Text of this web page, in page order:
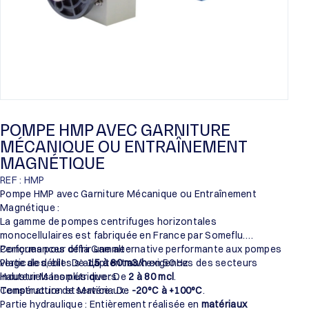
POMPE HMP AVEC GARNITURE
MÉCANIQUE OU ENTRAÎNEMENT
MAGNÉTIQUE
REF : HMP
Pompe HMP avec Garniture Mécanique ou Entraînement
Magnétique :
La gamme de pompes centrifuges horizontales
monocellulaires est fabriquée en France par Someflu.
Conçues pour offrir une alternative performante aux pompes
verticales, elles s’adaptent aux exigences des secteurs
industriels les plus divers.
Performances de la Gamme :
Plage de débit : De1,5 à 80 m3/hen 50 Hz.
Hauteur Manométrique : De 2 à 80 mcl.
Température de service : De -20°C à +100°C.
Construction et Matériaux :
Partie hydraulique : Entièrement réalisée en matériaux